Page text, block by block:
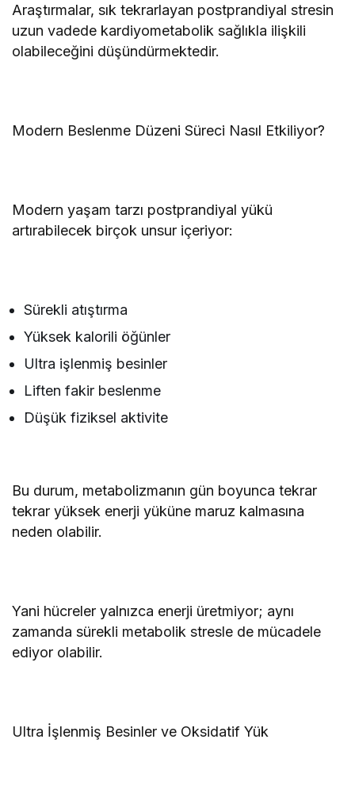
Araştırmalar, sık tekrarlayan postprandiyal stresin
uzun vadede kardiyometabolik sağlıkla ilişkili
olabileceğini düşündürmektedir.
Modern Beslenme Düzeni Süreci Nasıl Etkiliyor?
Modern yaşam tarzı postprandiyal yükü
artırabilecek birçok unsur içeriyor:
Sürekli atıştırma
Yüksek kalorili öğünler
Ultra işlenmiş besinler
Liften fakir beslenme
Düşük fiziksel aktivite
Bu durum, metabolizmanın gün boyunca tekrar
tekrar yüksek enerji yüküne maruz kalmasına
neden olabilir.
Yani hücreler yalnızca enerji üretmiyor; aynı
zamanda sürekli metabolik stresle de mücadele
ediyor olabilir.
Ultra İşlenmiş Besinler ve Oksidatif Yük